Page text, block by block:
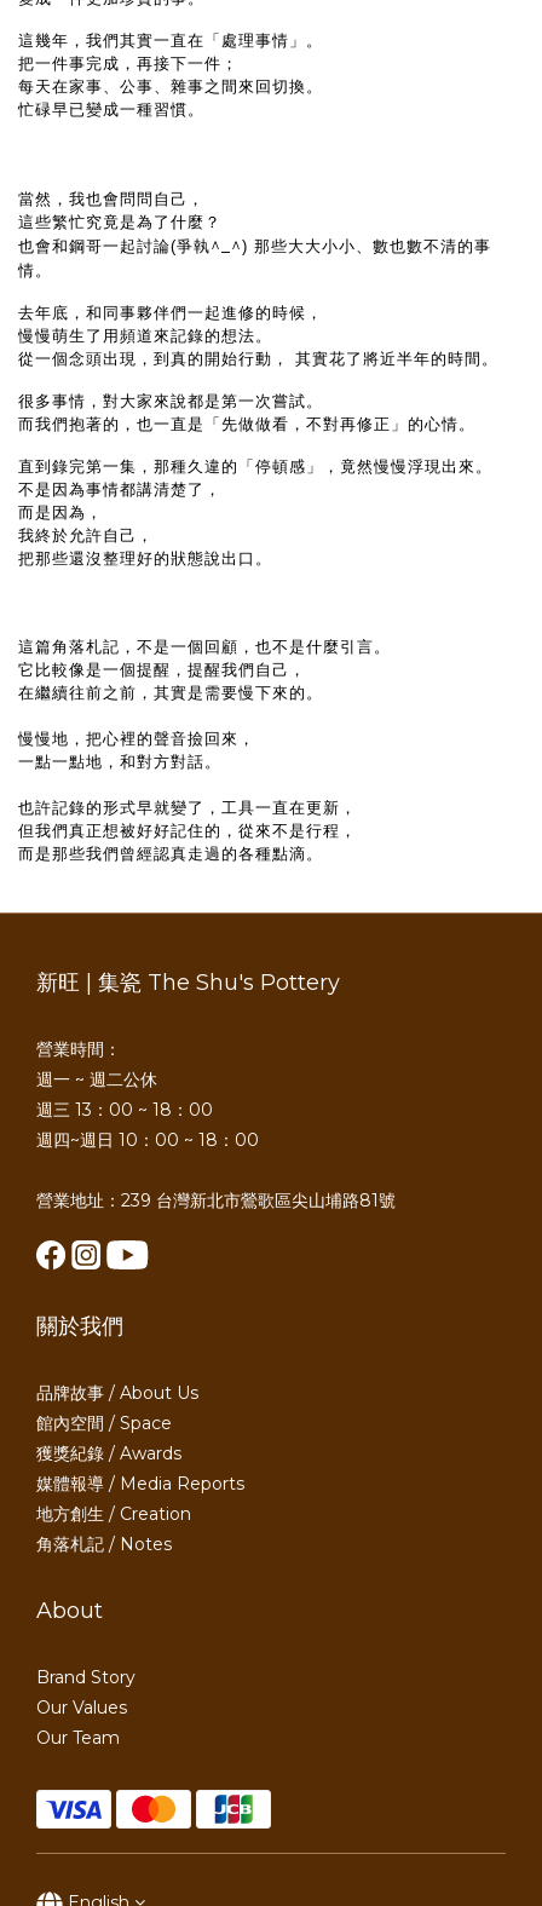
這幾年，我們其實一直在「處理事情」。
把一件事完成，再接下一件；
每天在家事、公事、雜事之間來回切換。
忙碌早已變成一種習慣。
當然，我也會問問自己，
這些繁忙究竟是為了什麼？
也會和鋼哥一起討論(爭執^_^) 那些大大小小、數也數不清的事
情。
去年底，和同事夥伴們一起進修的時候，
慢慢萌生了用頻道來記錄的想法。
從一個念頭出現，到真的開始行動， 其實花了將近半年的時間。
很多事情，對大家來說都是第一次嘗試。
而我們抱著的，也一直是「先做做看，不對再修正」的心情。
直到錄完第一集，那種久違的「停頓感」，竟然慢慢浮現出來。
不是因為事情都講清楚了，
而是因為，
我終於允許自己，
把那些還沒整理好的狀態說出口。
這篇角落札記，不是一個回顧，也不是什麼引言。
它比較像是一個提醒，提醒我們自己，
在繼續往前之前，其實是需要慢下來的。
慢慢地，把心裡的聲音撿回來，
一點一點地，和對方對話。
也許記錄的形式早就變了，工具一直在更新，
但我們真正想被好好記住的，從來不是行程，
而是那些我們曾經認真走過的各種點滴。
新旺 | 集瓷 The Shu's Pottery
營業時間：
週一 ~ 週二公休
週三 13：00 ~ 18：00
週四~週日 10：00 ~ 18：00
營業地址：239 台灣新北市鶯歌區尖山埔路81號
關於我們
品牌故事 / About Us
館內空間 / Space
獲獎紀錄 / Awards
媒體報導 / Media Reports
地方創生 / Creation
角落札記 / Notes
About
Brand Story
Our Values
Our Team